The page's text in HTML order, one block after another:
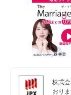
株式
おりま